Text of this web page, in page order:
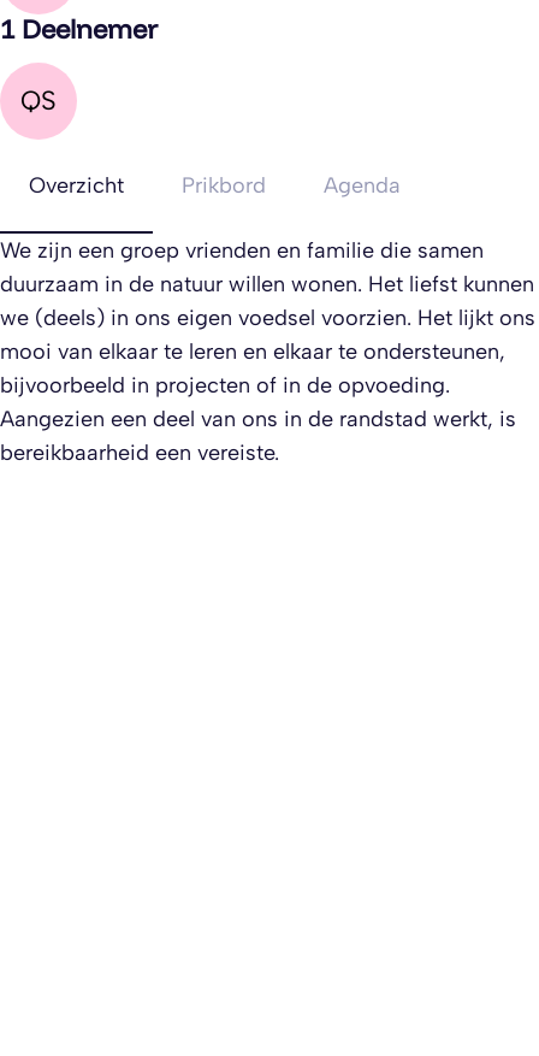
1 Deelnemer
QS
Overzicht Prikbord Agenda
We zijn een groep vrienden en familie die samen
duurzaam in de natuur willen wonen. Het liefst kunnen
we (deels) in ons eigen voedsel voorzien. Het lijkt ons
mooi van elkaar te leren en elkaar te ondersteunen,
bijvoorbeeld in projecten of in de opvoeding.
Aangezien een deel van ons in de randstad werkt, is
bereikbaarheid een vereiste.